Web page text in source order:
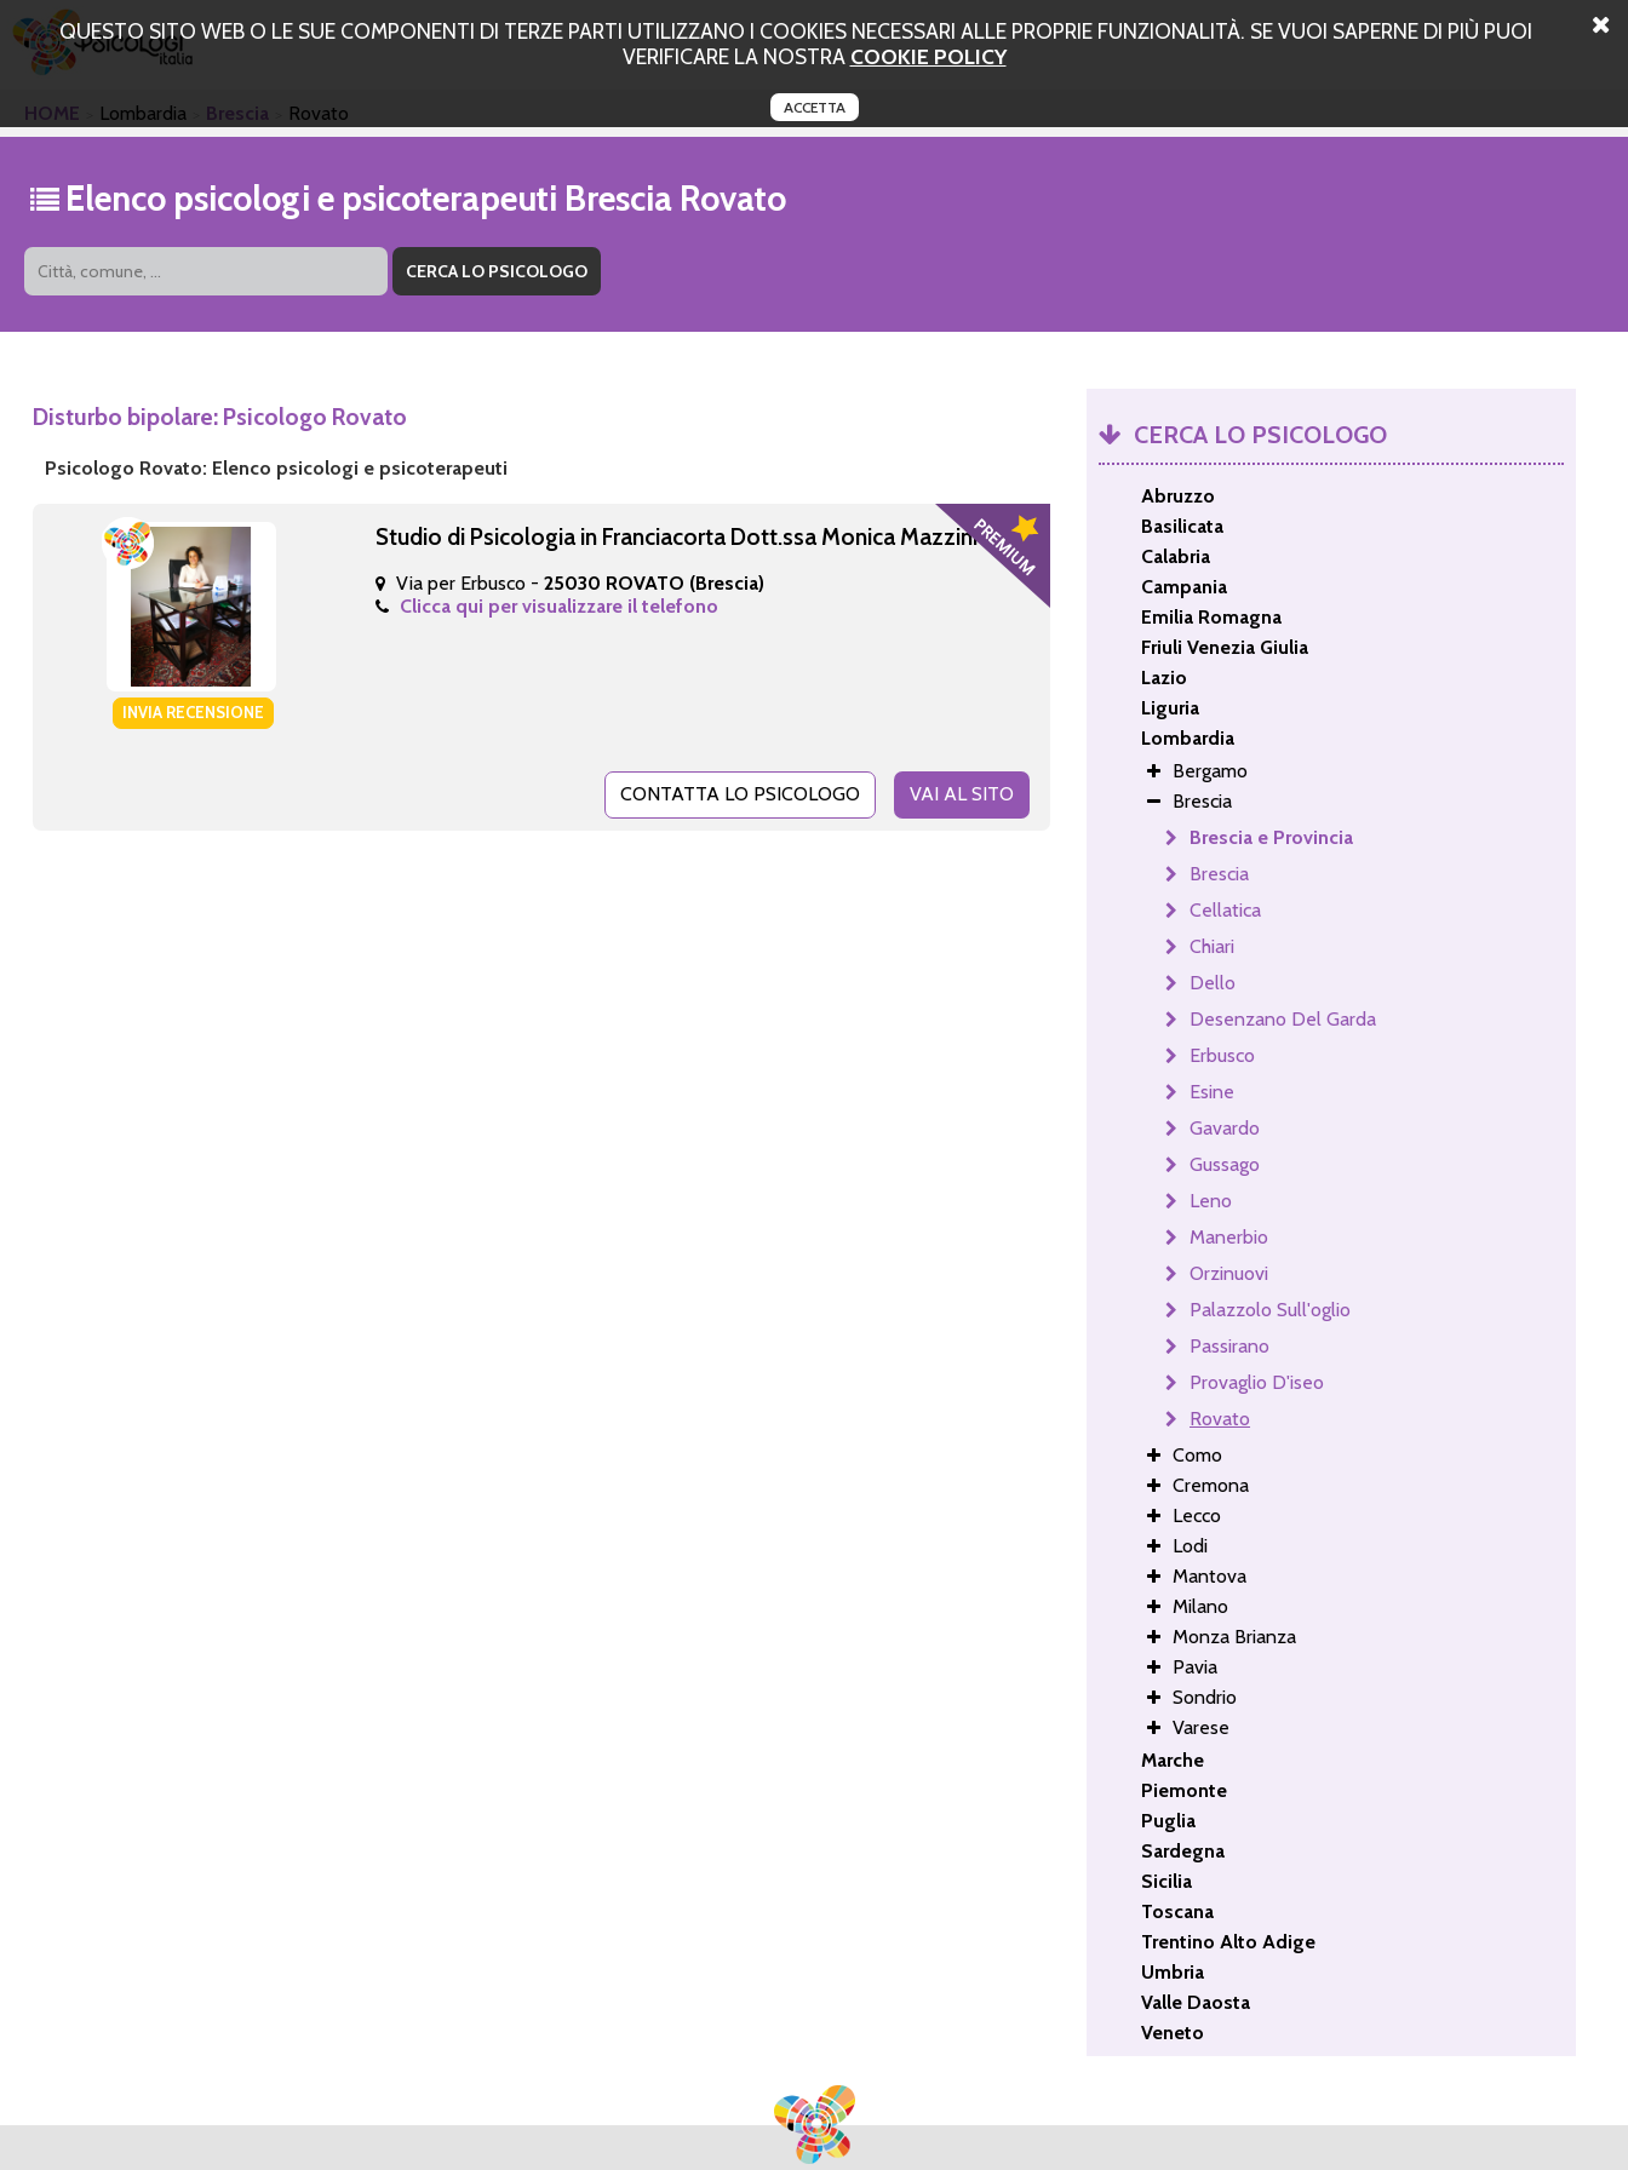
QUESTO SITO WEB O LE SUE COMPONENTI DI TERZE PARTI UTILIZZANO I COOKIES NECESSARI ALLE PROPRIE FUNZIONALITÀ. SE VUOI SAPERNE DI PIÙ PUOI
VERIFICARE LA NOSTRA COOKIE POLICY
ACCETTA
HOME Lombardia Brescia Rovato
Elenco psicologi e psicoterapeuti Brescia Rovato
Disturbo bipolare: Psicologo Rovato
Psicologo Rovato: Elenco psicologi e psicoterapeuti
INVIA RECENSIONE
Studio di Psicologia in Franciacorta Dott.ssa Monica Mazzini
Via per Erbusco -25030 ROVATO (Brescia)
Clicca qui per visualizzare il telefono
CONTATTA LO PSICOLOGO VAI AL SITO
CERCA LO PSICOLOGO
Abruzzo
Basilicata
Calabria
Campania
Emilia Romagna
Friuli Venezia Giulia
Lazio
Liguria
Lombardia
Bergamo
Brescia
Brescia e Provincia
Brescia
Cellatica
Chiari
Dello
Desenzano Del Garda
Erbusco
Esine
Gavardo
Gussago
Leno
Manerbio
Orzinuovi
Palazzolo Sull'oglio
Passirano
Provaglio D'iseo
Rovato
Como
Cremona
Lecco
Lodi
Mantova
Milano
Monza Brianza
Pavia
Sondrio
Varese
Marche
Piemonte
Puglia
Sardegna
Sicilia
Toscana
Trentino Alto Adige
Umbria
Valle Daosta
Veneto